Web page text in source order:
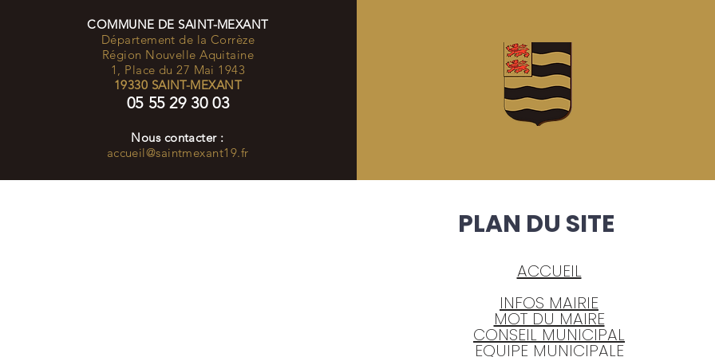
COMMUNE DE SAINT-MEXANT
Département de la Corrèze
Région Nouvelle Aquitaine
1, Place du 27 Mai 1943
19330 SAINT-MEXANT
05 55 29 30 03
Nous contacter :
accueil@saintmexant19.fr
PLAN DU SITE
ACCUEIL
INFOS MAIRIE
MOT DU MAIRE
CONSEIL MUNICIPAL
EQUIPE MUNICIPALE